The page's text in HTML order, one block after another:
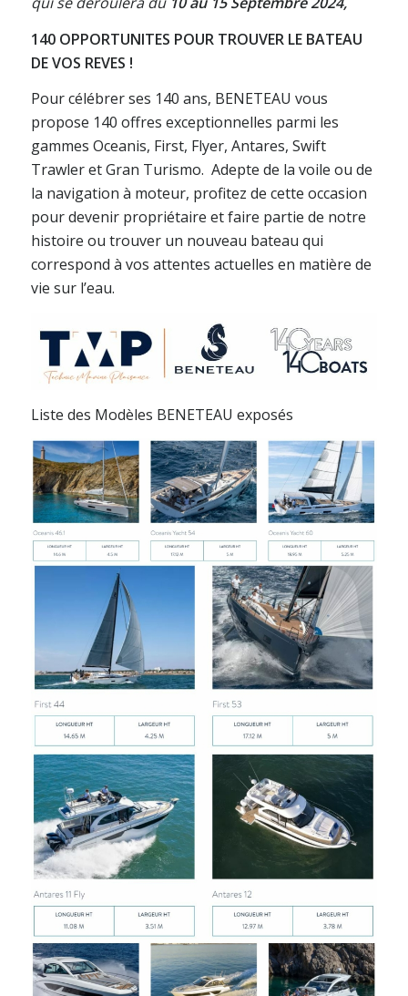
140 OPPORTUNITES POUR TROUVER LE BATEAU
DE VOS REVES !
Pour célébrer ses 140 ans, BENETEAU vous
propose 140 offres exceptionnelles parmi les
gammes Oceanis, First, Flyer, Antares, Swift
Trawler et Gran Turismo. Adepte de la voile ou de
la navigation à moteur, profitez de cette occasion
pour devenir propriétaire et faire partie de notre
histoire ou trouver un nouveau bateau qui
correspond à vos attentes actuelles en matière de
vie sur l’eau.
Liste des Modèles BENETEAU exposés